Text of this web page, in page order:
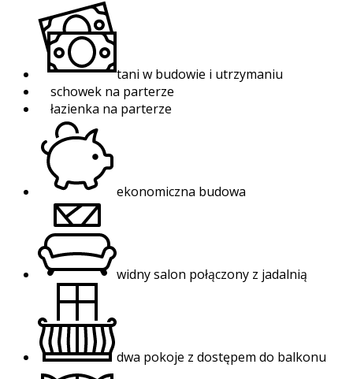
tani w budowie i utrzymaniu
schowek na parterze
łazienka na parterze
ekonomiczna budowa
widny salon połączony z jadalnią
dwa pokoje z dostępem do balkonu